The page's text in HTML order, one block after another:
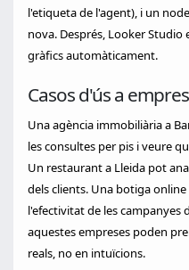
l'etiqueta de l'agent), i un
nova. Després, Looker Studio
gràfics automàticament.
Casos d'ús a
Una agència immobiliària a
les consultes per pis i veure
Un restaurant a Lleida pot
dels clients. Una botiga
l'efectivitat de les campanyes
aquestes empreses poden
reals, no en intuïcions.